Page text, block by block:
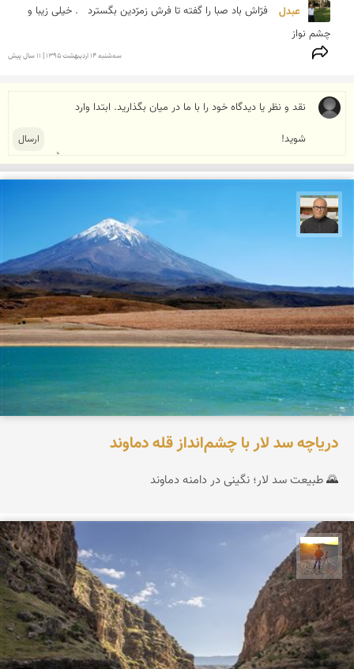
عبدل
چشم نواز
سه‌شنبه 14 ارديبهشت 1395 | 11 سال پیش
دریاچه سد لار با چشم‌انداز قله دماوند
🌄 طبیعت سد لار؛ نگینی در دامنه دماوند
مهدی مخلصیان